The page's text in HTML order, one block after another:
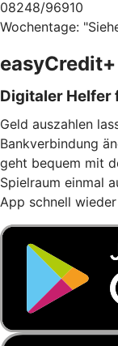
08248/96910
Wochentage:
Digitaler Helfer
Geld auszahlen
Bankverbindung
geht bequem mit
Spielraum einmal
App schnell wieder